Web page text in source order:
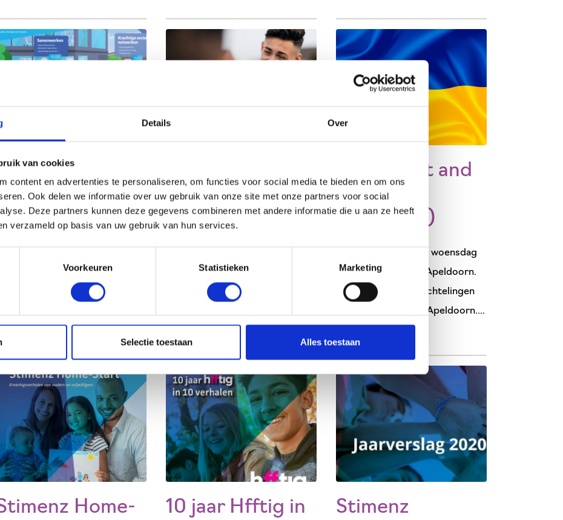
Details Over
van cookies
content en advertenties te personaliseren, om functies voor social media te bieden en om ons
Ook delen we informatie over uw gebruik van onze site met onze partners voor social
Deze partners kunnen deze gegevens combineren met andere informatie die u aan ze heeft
verzameld op basis van uw gebruik van hun services.
Voorkeuren Statistieken Marketing
Selectie toestaan Alles toestaan
&
plaat
is er voor alle inwoners,
voor ouderen. De diverse
diensten die wij voor ouderen
aanbieden, zijn samengevat in
2022
Een verbonden samenleving -
meer erover in ons jaaroverzicht
Lees meer
Flyer Meet and
Greet
(meertalig)
Meet and Greet elke woensdag
13.00–15.00 in Orca Apeldoorn.
Voor Oekraïense vluchtelingen
en andere inwoners Apeldoorn....
Home-
10 jaar Hfftig in
Stimenz